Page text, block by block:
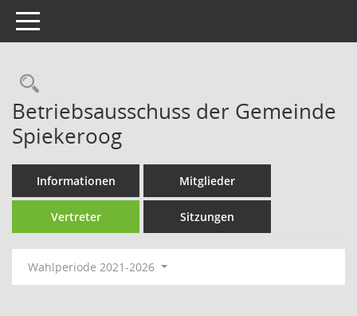
Toggle navigation
Rechercheauswahl
Betriebsausschuss der Gemeinde
Spiekeroog
Informationen Mitglieder
Vertreter Sitzungen
Wahlperiode 2021-2026